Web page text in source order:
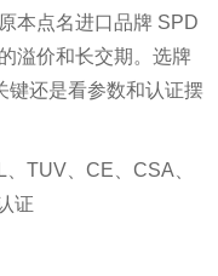
本点名进口品牌 SPD
溢价和长交期。选牌
键还是看参数和认证摆